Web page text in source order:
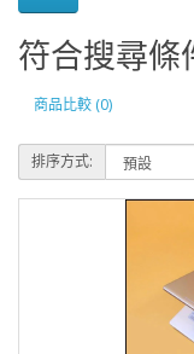
符合搜尋條
商品比較 (0)
排序方式: